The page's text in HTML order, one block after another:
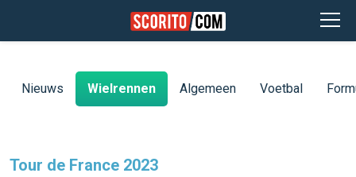
Nieuws Wielrennen Algemeen Voetbal
Tour de France 2023